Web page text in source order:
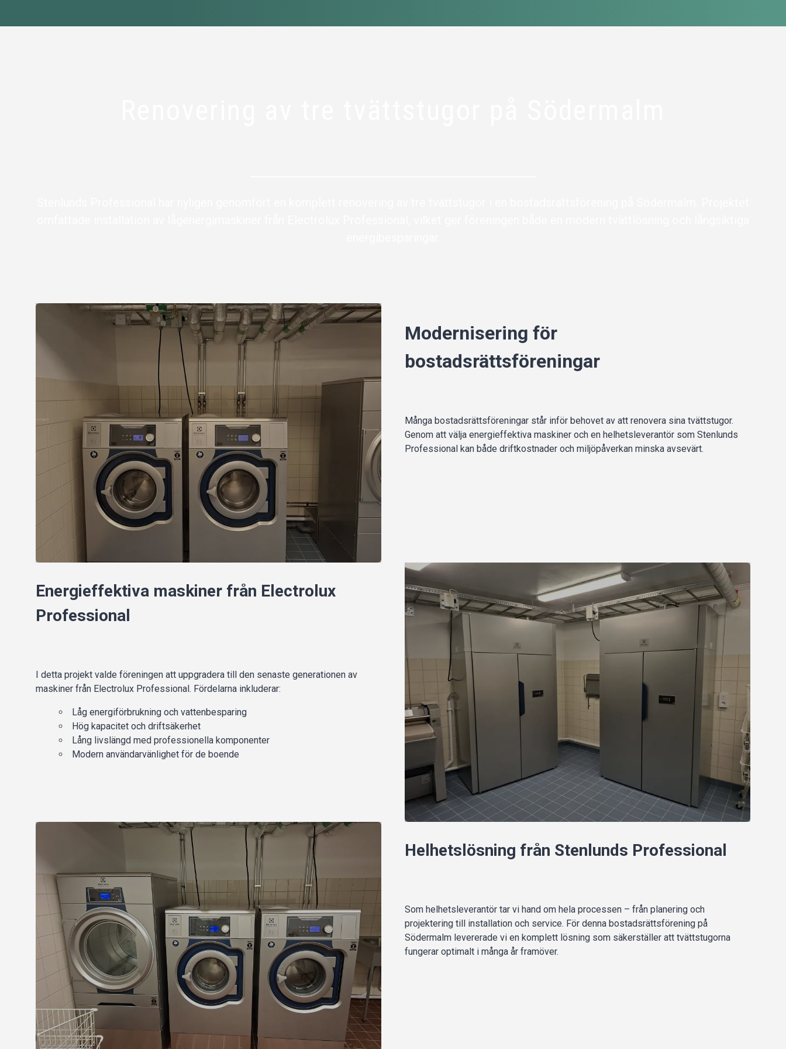
Modernisering för
bostadsrättsföreningar
Många bostadsrättsföreningar står inför behovet av att renovera sina tvättstugor.
Genom att välja energieffektiva maskiner och en helhetsleverantör som Stenlunds
Professional kan både driftkostnader och miljöpåverkan minska avsevärt.
Energieffektiva maskiner från Electrolux
Professional
I detta projekt valde föreningen att uppgradera till den senaste generationen av
maskiner från Electrolux Professional. Fördelarna inkluderar:
Låg energiförbrukning och vattenbesparing
Hög kapacitet och driftsäkerhet
Lång livslängd med professionella komponenter
Modern användarvänlighet för de boende
Helhetslösning från Stenlunds Professional
Som helhetsleverantör tar vi hand om hela processen – från planering och
projektering till installation och service. För denna bostadsrättsförening på
Södermalm levererade vi en komplett lösning som säkerställer att tvättstugorna
fungerar optimalt i många år framöver.